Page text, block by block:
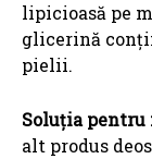
lipicioasă pe
glicerină
pielii.
Soluția
alt produs